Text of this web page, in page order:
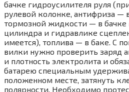
бачке гидроусилителя руля
рулевой колонке, антифриза —
тормозной жидкости — в бачке
цилиндра и гидравлике
имеется), топлива — в баке. С
вилки нужно проверить заряд
и плотность электролита и
батарею специальным
положенном месте, затянуть
полярности. Необходимо